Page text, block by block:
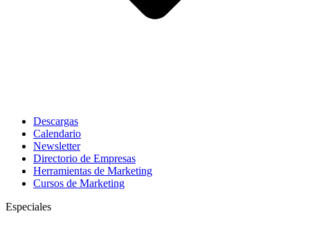
Descargas
Calendario
Newsletter
Directorio de Empresas
Herramientas de Marketing
Cursos de Marketing
Especiales